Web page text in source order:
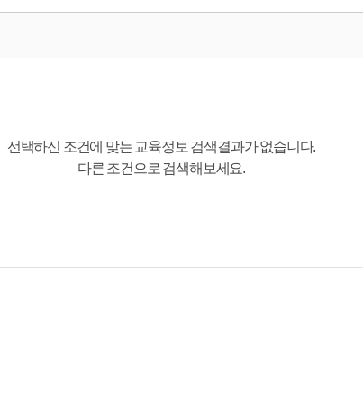
선택하신 조건에 맞는 교육정보 검색결과가 없습니다.
다른 조건으로 검색해보세요.